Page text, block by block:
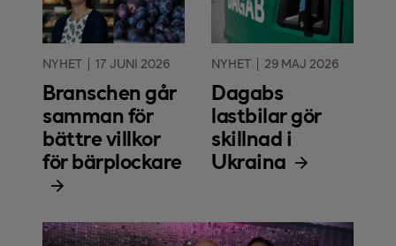
NYHET 17 JUNI 2026
Branschen går
samman för
bättre villkor
för bärplockare
NYHET 29 MAJ 2026
Dagabs
lastbilar gör
skillnad i
Ukraina